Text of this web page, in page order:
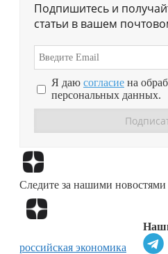
Подпишитесь и
статьи в вашем
Я даю согласие на
персональных данных.
Следите за нашими
российская экономика